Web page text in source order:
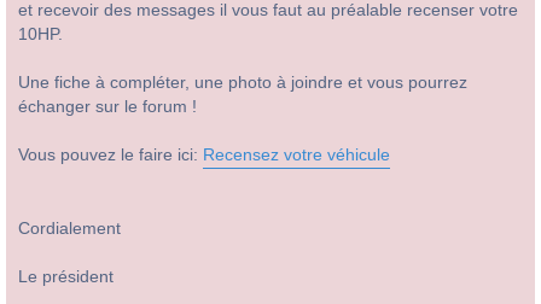
et recevoir des messages il vous faut au préalable recenser votre
10HP.
Une fiche à compléter, une photo à joindre et vous pourrez
échanger sur le forum !
Vous pouvez le faire ici: Recensez votre véhicule
Cordialement
Le président